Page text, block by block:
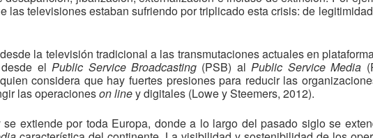
las televisiones estaban sufriendo por triplicado esta crisis: de
la televisión tradicional a las transmutaciones actuales en
desde elPublic Service Broadcasting (PSB) alPublic Service Media
considera que hay fuertes presiones para reducir las
las operacioneson liney digitales (Lowe y Steemers, 2012).
extiende por toda Europa, donde a lo largo del pasado siglo se